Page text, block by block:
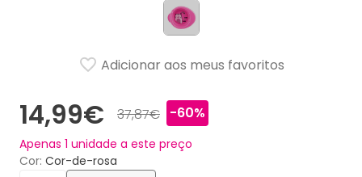
14,99€ 37,87€ -60%
Apenas 1 unidade a este preço
Cor
Cor-de-rosa
Adicionar aos meus favoritos